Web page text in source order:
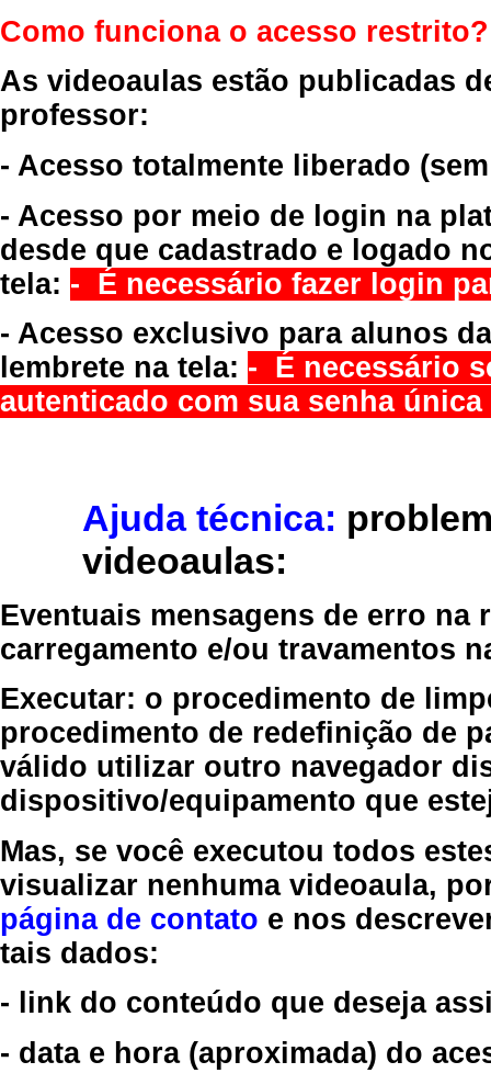
Como funciona o acesso restrito?
As videoaulas estão publicadas
professor:
- Acesso totalmente liberado
- Acesso por meio de login na
desde que cadastrado e logado
tela: - É necessário fazer login
- Acesso exclusivo para alunos
lembrete na tela: - É necessário
autenticado com sua senha
Ajuda técnica:
videoaulas:
Eventuais mensagens de erro
carregamento e/ou travamentos
Executar: o procedimento de
procedimento de redefinição de
válido utilizar outro navegador
dispositivo/equipamento que
Mas, se você executou todos
visualizar nenhuma videoaula,
página de contato e nos
tais dados:
- link do conteúdo que deseja
- data e hora (aproximada) do